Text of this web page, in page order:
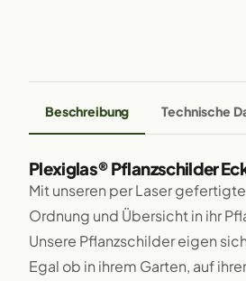
Beschreibung Technische
Plexiglas® Pflanzschilder
Mit unseren per Laser
Ordnung und Übersicht in ihr
Unsere Pflanzschilder eigen
Egal ob in ihrem Garten, auf